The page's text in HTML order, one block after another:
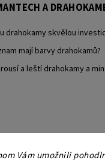
Vám umožnili
A
drahokamy skvělou
mají barvy drahokamů?
a leští drahokamy a